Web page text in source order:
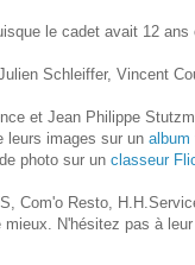
le cadet avait 12 ans
Schleiffer, Vincent
et Jean Philippe
leurs images sur un album
photo sur un classeur
Com'o Resto,
N'hésitez pas à